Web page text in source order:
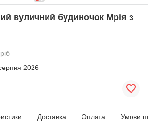
вуличний будиночок Мрія з
2026
Доставка Оплата Умови